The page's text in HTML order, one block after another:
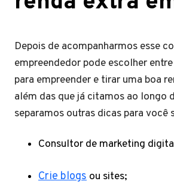
Depois de acompanharmos esse
empreendedor pode escolher
para empreender e tirar uma boa
além das que já citamos ao longo
separamos outras dicas para você
Consultor de marketing
Crie blogs ou sites;